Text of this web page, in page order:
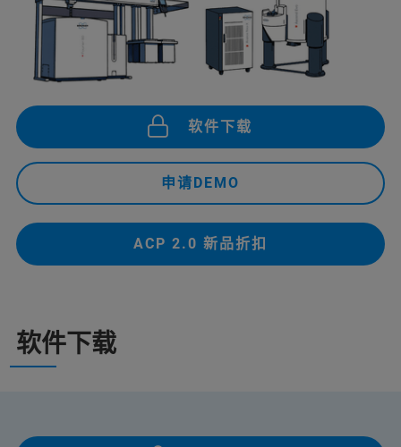
软件下载
申请DEMO
ACP 2.0 新品折扣
软件下载